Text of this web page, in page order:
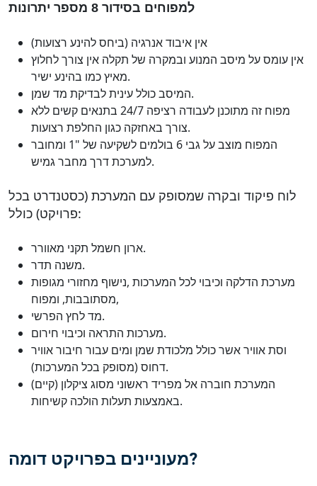
למפוחים בסידור 8 מספר יתרונות
אין איבוד אנרגיה (ביחס להינע רצועות)
אין עומס על מיסב המנוע ובמקרה של תקלה אין צורך לחלוץ
מאיץ כמו בהינע ישיר.
המיסב כולל עינית לבדיקת מד שמן.
מפוח זה מתוכנן לעבודה רציפה 24/7 בתנאים קשים ללא
צורך באחזקה כגון החלפת רצועות.
המפוח מוצב על גבי 6 בולמים לשקיעה של "1 ומחובר
למערכת דרך מחבר גמיש.
לוח פיקוד ובקרה שמסופק עם המערכת (כסטנדרט בכל
פרויקט) כולל:
ארון חשמל תקני מאוורר.
משנה תדר.
מערכת הדלקה וכיבוי לכל המערכות ,נישוף מחזורי מגופות
מסתובבות, ומפוח,
מד לחץ הפרשי.
מערכות התראה וכיבוי חירום.
וסת אוויר אשר כולל מלכודת שמן ומים עבור חיבור אוויר
דחוס (מסופק בכל המערכות).
המערכת חוברה אל מפריד ראשוני מסוג ציקלון (קיים)
באמצעות תעלות הולכה קשיחות.
מעוניינים בפרויקט דומה?